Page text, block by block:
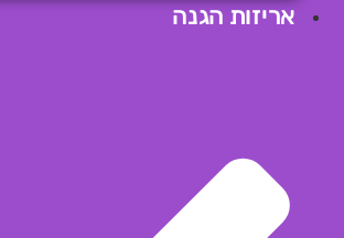
אריזות הגנה